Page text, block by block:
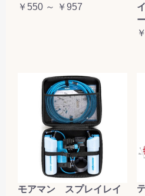
￥550 ～ ￥957
モアマン スプレイレイ